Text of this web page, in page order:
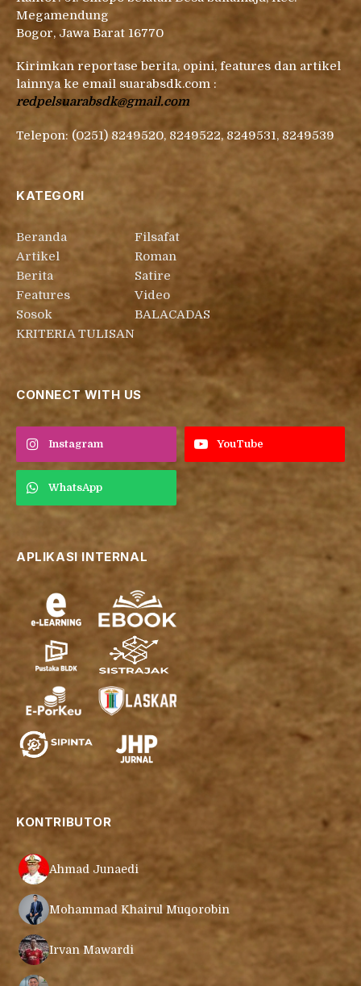
Megamendung
Bogor, Jawa Barat 16770
Kirimkan reportase berita, opini, features dan artikel
lainnya ke email suarabsdk.com :
redpelsuarabsdk@gmail.com
Telepon: (0251) 8249520, 8249522, 8249531, 8249539
KATEGORI
Beranda
Artikel
Berita
Features
Sosok
KRITERIA TULISAN
Filsafat
Roman
Satire
Video
BALACADAS
CONNECT WITH US
Instagram YouTube
WhatsApp
APLIKASI INTERNAL
KONTRIBUTOR
Ahmad Junaedi
Mohammad Khairul Muqorobin
Irvan Mawardi